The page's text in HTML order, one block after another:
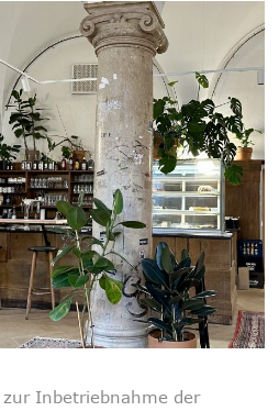
Inbetriebnahme der